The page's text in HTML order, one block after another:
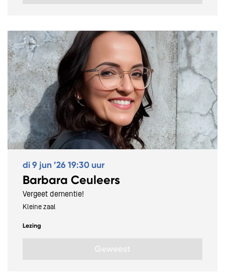
Barbara Ceuleers
Vergeet dementie!
di 9 jun ’2619:30 uur
Kleine zaal
Lezing